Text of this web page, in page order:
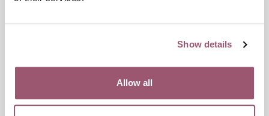
Show details
Allow all
fungerande samverkan mellan skola, socialtjänst, hälso- och
könsstympning genom att skapa trygga rum och utrymmen
för människor i andra sammanhang än exempelvis